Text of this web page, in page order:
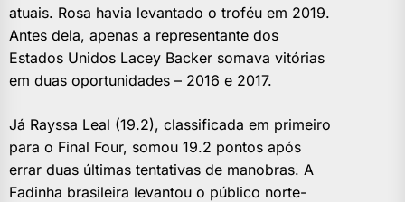
atuais. Rosa havia levantado o troféu em 2019.
Antes dela, apenas a representante dos
Estados Unidos Lacey Backer somava vitórias
em duas oportunidades – 2016 e 2017.
Já Rayssa Leal (19.2), classificada em primeiro
para o Final Four, somou 19.2 pontos após
errar duas últimas tentativas de manobras. A
Fadinha brasileira levantou o público norte-